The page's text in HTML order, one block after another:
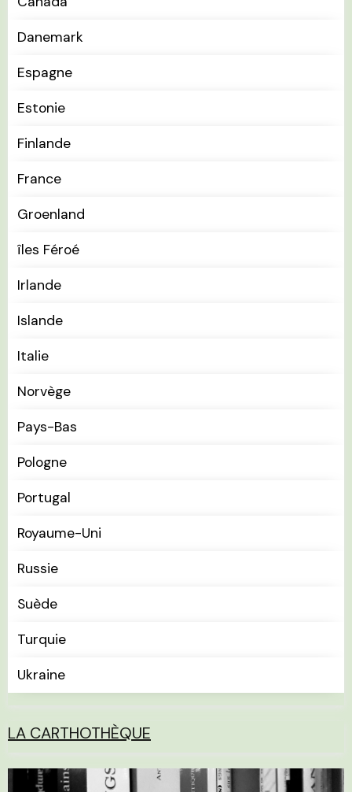
Danemark
Espagne
Estonie
Finlande
France
Groenland
îles Féroé
Irlande
Islande
Italie
Norvège
Pays-Bas
Pologne
Portugal
Royaume-Uni
Russie
Suède
Turquie
Ukraine
LA CARTHOTHÈQUE